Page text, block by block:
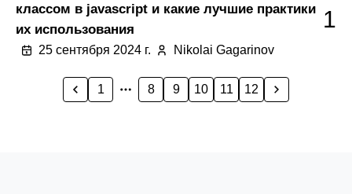
классом в javascript и какие лучшие практики
их использования
25 сентября 2024 г. Nikolai Gagarinov
1
1 8 9 10 11 12